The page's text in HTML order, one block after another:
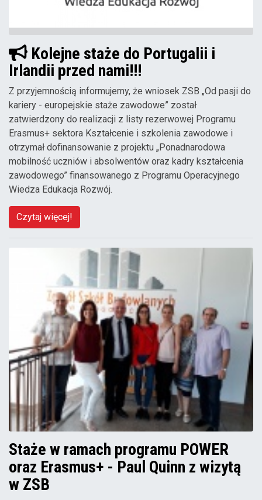
Kolejne staże do Portugalii i
Irlandii przed nami!!!
Z przyjemnością informujemy, że wniosek ZSB „Od pasji do
kariery - europejskie staże zawodowe” został
zatwierdzony do realizacji z listy rezerwowej Programu
Erasmus+ sektora Kształcenie i szkolenia zawodowe i
otrzymał dofinansowanie z projektu „Ponadnarodowa
mobilność uczniów i absolwentów oraz kadry kształcenia
zawodowego” finansowanego z Programu Operacyjnego
Wiedza Edukacja Rozwój.
Czytaj więcej!
Staże w ramach programu POWER
oraz Erasmus+ - Paul Quinn z wizytą
w ZSB